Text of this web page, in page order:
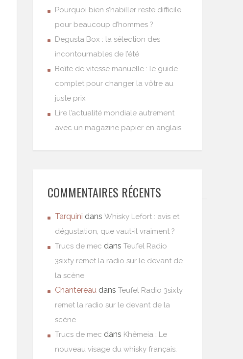
Pourquoi bien s’habiller reste difficile
pour beaucoup d’hommes ?
Degusta Box : la sélection des
incontournables de l’été
Boîte de vitesse manuelle : le guide
complet pour changer la vôtre au
juste prix
Lire l’actualité mondiale autrement
avec un magazine papier en anglais
COMMENTAIRES RÉCENTS
Tarquini dans Whisky Lefort : avis et
dégustation, que vaut-il vraiment ?
Trucs de mec dans Teufel Radio
3sixty remet la radio sur le devant de
la scène
Chantereau dans Teufel Radio 3sixty
remet la radio sur le devant de la
scène
Trucs de mec dans Khêmeia : Le
nouveau visage du whisky français.